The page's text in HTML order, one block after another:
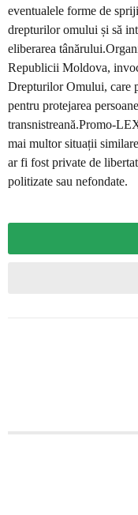
eventualele forme de
drepturilor omului și să
eliberarea
Republicii Moldova,
Drepturilor Omului, care
pentru protejarea
transnistreană.Promo-
mai multor situații
ar fi fost private de
politizate sau nefondate.